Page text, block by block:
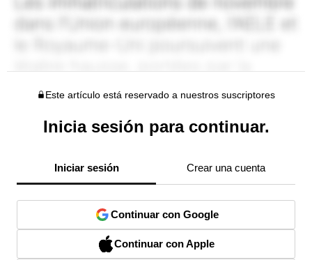
Este artículo está reservado a nuestros suscriptores
Inicia sesión para continuar.
Iniciar sesión Crear una cuenta
Continuar con Google
Continuar con Apple